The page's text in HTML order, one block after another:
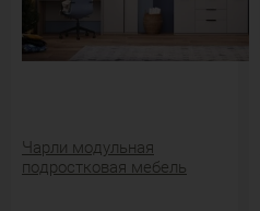
Чарли модульная
подростковая мебель